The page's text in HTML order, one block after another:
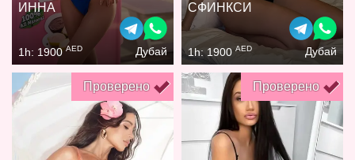
ИННА
1h: 1900 AED Дубай
СФИНКСИ
1h: 1900 AED Дубай
Проверено Проверено